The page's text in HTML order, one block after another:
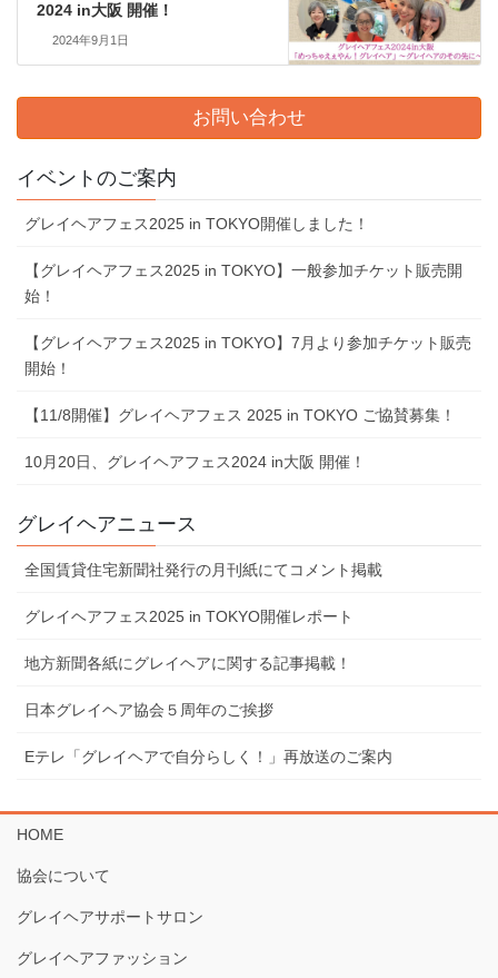
2024 in⼤阪 開催！
2024年9月1日
お問い合わせ
イベントのご案内
グレイヘアフェス2025 in TOKYO開催しました！
【グレイヘアフェス2025 in TOKYO】一般参加チケット販売開
始！
【グレイヘアフェス2025 in TOKYO】7⽉より参加チケット販売
開始！
【11/8開催】グレイヘアフェス 2025 in TOKYO ご協賛募集！
10⽉20⽇、グレイヘアフェス2024 in⼤阪 開催！
グレイヘアニュース
全国賃貸住宅新聞社発行の月刊紙にてコメント掲載
グレイヘアフェス2025 in TOKYO開催レポート
地⽅新聞各紙にグレイヘアに関する記事掲載！
⽇本グレイヘア協会５周年のご挨拶
Eテレ「グレイヘアで⾃分らしく！」再放送のご案内
HOME
協会について
グレイヘアサポートサロン
グレイヘアファッション